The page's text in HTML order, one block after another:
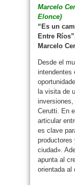
Marcelo
Elonce)
“Es un
Entre
Marcelo
Desde el
intendentes
la visita de
inversiones,
Cerutti. En
articular
es clave
productores
ciudad».
apunta al
orientada al